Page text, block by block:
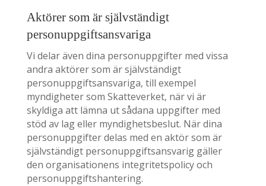
Aktörer som är självständigt
personuppgiftsansvariga
Vi delar även dina personuppgifter med vissa
andra aktörer som är självständigt
personuppgiftsansvariga, till exempel
myndigheter som Skatteverket, när vi är
skyldiga att lämna ut sådana uppgifter med
stöd av lag eller myndighetsbeslut. När dina
personuppgifter delas med en aktör som är
självständigt personuppgiftsansvarig gäller
den organisationens integritetspolicy och
personuppgiftshantering.